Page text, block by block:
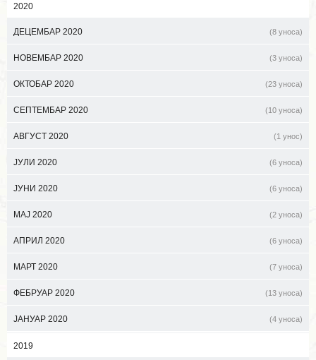
2020
ДЕЦЕМБАР 2020 (8 уноса)
НОВЕМБАР 2020 (3 уноса)
ОКТОБАР 2020 (23 уноса)
СЕПТЕМБАР 2020 (10 уноса)
АВГУСТ 2020 (1 унос)
ЈУЛИ 2020 (6 уноса)
ЈУНИ 2020 (6 уноса)
МАЈ 2020 (2 уноса)
АПРИЛ 2020 (6 уноса)
МАРТ 2020 (7 уноса)
ФЕБРУАР 2020 (13 уноса)
ЈАНУАР 2020 (4 уноса)
2019